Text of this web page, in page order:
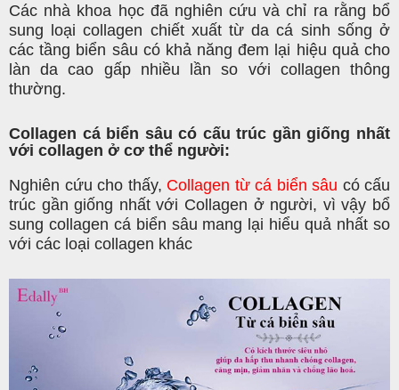
Các nhà khoa học đã nghiên cứu và chỉ ra rằng bổ
sung loại collagen chiết xuất từ da cá sinh sống ở
các tầng biển sâu có khả năng đem lại hiệu quả cho
làn da cao gấp nhiều lần so với collagen thông
thường.
Collagen cá biển sâu có cấu trúc gần giống nhất
với collagen ở cơ thể người:
Nghiên cứu cho thấy, Collagen từ cá biển sâu có cấu
trúc gần giống nhất với Collagen ở người, vì vậy bổ
sung collagen cá biển sâu mang lại hiểu quả nhất so
với các loại collagen khác